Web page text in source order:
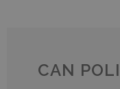
CAN